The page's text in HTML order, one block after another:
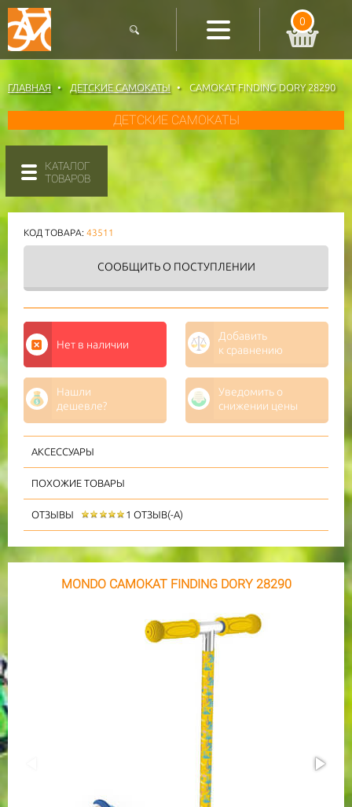
0
ГЛАВНАЯ ДЕТСКИЕ САМОКАТЫ САМОКАТ FINDING DORY 28290
ДЕТСКИЕ САМОКАТЫ
КАТАЛОГ
ТОВАРОВ
КОД ТОВАРА: 43511
СООБЩИТЬО ПОСТУПЛЕНИИ
Нет в наличии
Добавить
к сравнению
Нашли
дешевле?
Уведомить о
снижении цены
АКСЕССУАРЫ
ПОХОЖИЕ ТОВАРЫ
ОТЗЫВЫ 1 ОТЗЫВ(-А)
MONDO САМОКАТ FINDING DORY 28290